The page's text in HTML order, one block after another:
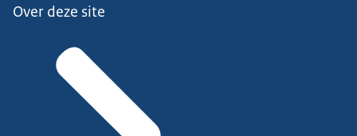
Over deze site